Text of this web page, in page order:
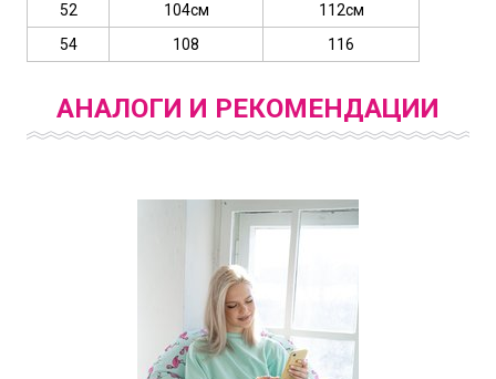
52
104см
112см
54
108 116
АНАЛОГИ И РЕКОМЕНДАЦИИ